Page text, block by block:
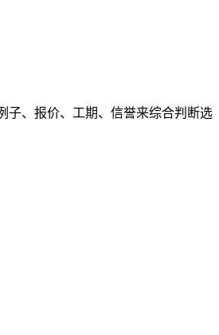
、报价、工期、信誉来综合判断选